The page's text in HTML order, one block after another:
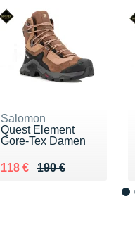
Salomon
Quest Element
Gore-Tex Damen
190 €
Au lieu de 190 €
118 €
Vendu 118 €